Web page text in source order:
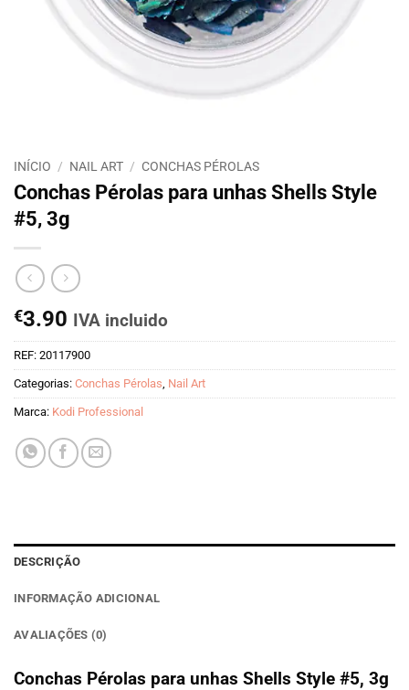
INÍCIO / NAIL ART / CONCHAS PÉROLAS
Conchas Pérolas para unhas Shells Style
#5, 3g
€3.90 IVA incluido
REF: 20117900
Categorias: Conchas Pérolas, Nail Art
Marca: Kodi Professional
DESCRIÇÃO
INFORMAÇÃO ADICIONAL
AVALIAÇÕES (0)
Conchas Pérolas para unhas Shells Style #5, 3g